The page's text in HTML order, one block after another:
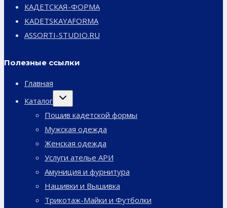
КАДЕТСКАЯ-ФОРМА
KADETSKAYAFORMA
ASSORTI-STUDIO.RU
Полезные ссылки
Главная
Каталог
Переключить
дочернее
Пошив кадетской формы
Мужская одежда
Женская одежда
Услуги ателье АРИ
Амуниция и фурнитура
Нашивки и Вышивка
Трикотаж-Майки и Футболки